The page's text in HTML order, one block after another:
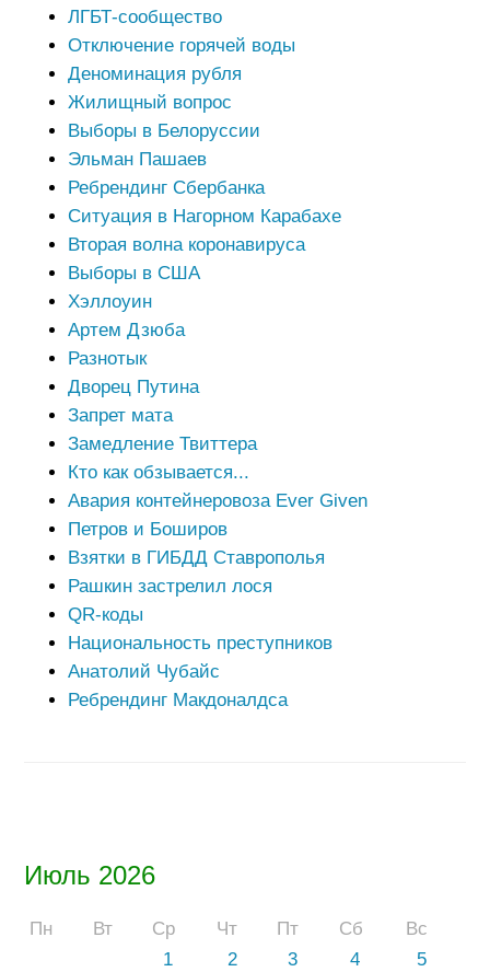
Июль 2026
Пн Вт Ср Чт Пт Сб
Вс
1
2 3 4
5
ЛГБТ-сообщество
Отключение горячей воды
Деноминация рубля
Жилищный вопрос
Выборы в Белоруссии
Эльман Пашаев
Ребрендинг Сбербанка
Ситуация в Нагорном Карабахе
Вторая волна коронавируса
Выборы в США
Хэллоуин
Артем Дзюба
Разнотык
Дворец Путина
Запрет мата
Замедление Твиттера
Кто как обзывается...
Авария контейнеровоза Ever Given
Петров и Боширов
Взятки в ГИБДД Ставрополья
Рашкин застрелил лося
QR-коды
Национальность преступников
Анатолий Чубайс
Ребрендинг Макдоналдса